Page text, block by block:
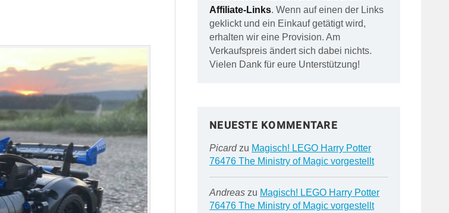
Affiliate-Links. Wenn auf einen der Links
geklickt und ein Einkauf getätigt wird,
erhalten wir eine Provision. Am
Verkaufspreis ändert sich dabei nichts.
Vielen Dank für eure Unterstützung!
NEUESTE KOMMENTARE
Picardzu Magisch! LEGO Harry Potter
76476 The Ministry of Magic vorgestellt
Andreaszu Magisch! LEGO Harry Potter
76476 The Ministry of Magic vorgestellt